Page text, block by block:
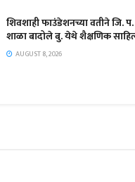
शिवशाही फाउंडेशनच्या वतीने जि. प.
शाळा बादोले बु. येथे शैक्षणिक
AUGUST 8, 2026